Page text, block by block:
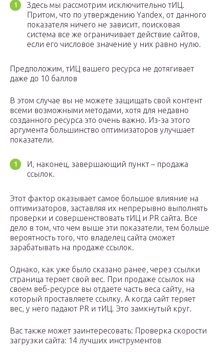
Здесь мы рассмотрим исключительно тИЦ.
Притом, что по утверждению Yandex, от данного
показателя ничего не зависит, поисковая
система все же ограничивает действие сайтов,
если его числовое значение у них равно нулю.
Предположим, тИЦ вашего ресурса не дотягивает
даже до 10 баллов
В этом случае вы не можете защищать свой контент
всеми возможными методами, хотя для недавно
созданного ресурса это очень важно. Из-за этого
аргумента большинство оптимизаторов улучшает
показатели.
И, наконец, завершающий пункт – продажа
ссылок.
Этот фактор оказывает самое большое влияние на
оптимизаторов, заставляя их непрерывно выполнять
проверки и совершенствовать тИЦ и PR сайта. Все
дело в том, что чем выше эти показатели, тем больше
вероятность того, что владелец сайта сможет
зарабатывать на продаже ссылок.
Однако, как уже было сказано ранее, через ссылки
страница теряет свой вес. При продаже ссылок на
своем веб-ресурсе вы отдаете часть веса сайту, на
который проставляете ссылку. А когда сайт теряет
вес, у него падают PR и тИЦ. Это замкнутый круг.
Вас также может заинтересовать: Проверка скорости
загрузки сайта: 14 лучших инструментов